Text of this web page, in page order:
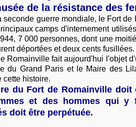
de la résistance des
seconde guerre mondiale, le Fort de
camps d'internement
7 000 personnes, dont une
déportées et deux cents fusillées.
Romainville fait aujourd'hui l'objet
du Grand Paris et le Maire des
cette histoire.
du Fort de Romainville doit
et des hommes qui y
doit être perpétuée.